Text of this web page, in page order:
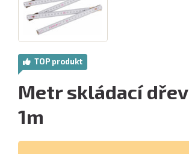
TOP produkt
Metr skládací
1m